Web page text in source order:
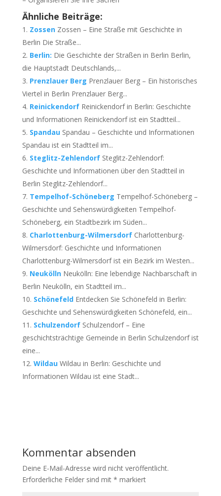
Ähnliche Beiträge:
Zossen Zossen – Eine Straße mit Geschichte in
Berlin Die Straße...
Berlin: Die Geschichte der Straßen in Berlin Berlin,
die Hauptstadt Deutschlands,...
Prenzlauer Berg Prenzlauer Berg – Ein historisches
Viertel in Berlin Prenzlauer Berg...
Reinickendorf Reinickendorf in Berlin: Geschichte
und Informationen Reinickendorf ist ein Stadtteil...
Spandau Spandau – Geschichte und Informationen
Spandau ist ein Stadtteil im...
Steglitz-Zehlendorf Steglitz-Zehlendorf:
Geschichte und Informationen über den Stadtteil in
Berlin Steglitz-Zehlendorf...
Tempelhof-Schöneberg Tempelhof-Schöneberg –
Geschichte und Sehenswürdigkeiten Tempelhof-
Schöneberg, ein Stadtbezirk im Süden...
Charlottenburg-Wilmersdorf Charlottenburg-
Wilmersdorf: Geschichte und Informationen
Charlottenburg-Wilmersdorf ist ein Bezirk im Westen...
Neukölln Neukölln: Eine lebendige Nachbarschaft in
Berlin Neukölln, ein Stadtteil im...
Schönefeld Entdecken Sie Schönefeld in Berlin:
Geschichte und Sehenswürdigkeiten Schönefeld, ein...
Schulzendorf Schulzendorf – Eine
geschichtsträchtige Gemeinde in Berlin Schulzendorf ist
eine...
Wildau Wildau in Berlin: Geschichte und
Informationen Wildau ist eine Stadt...
Kommentar absenden
Deine E-Mail-Adresse wird nicht veröffentlicht.
Erforderliche Felder sind mit * markiert